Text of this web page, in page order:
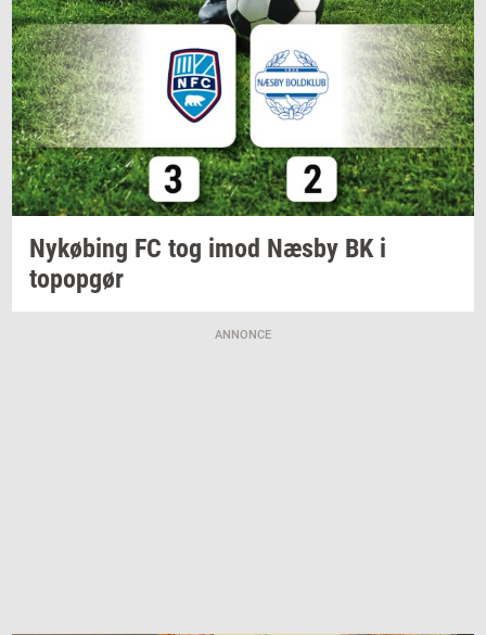
Ny­kø­bing FC tog imod Næsby BK i
topop­gør
ANNONCE